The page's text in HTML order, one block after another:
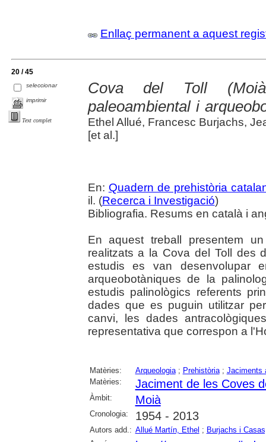
Enllaç permanent a aquest
20 / 45
seleccionar
imprimir
Text complet
Cova del Toll
paleoambiental i
Ethel Allué, Francesc Burjachs,
[et al.]
En: Quadern de prehistòria
il. (Recerca i Investigació)
Bibliografia. Resums en català i
En aquest treball presentem
realitzats a la Cova del Toll des
estudis es van desenvolupar
arqueobotàniques de la
estudis palinològics referents
dades que es puguin utilitzar
canvi, les dades
representativa que correspon a
Matèries: Arqueologia; Prehistòria; Jaciments
Matèries:
Jaciment de les Coves
Àmbit: Moià
Cronologia: 1954 - 2013
Autors add.: Allué Martín, Ethel ; Burjachs i